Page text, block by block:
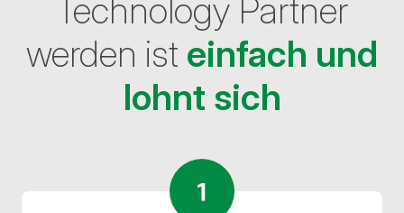
Technology Partner
werden ist einfach und
lohnt sich